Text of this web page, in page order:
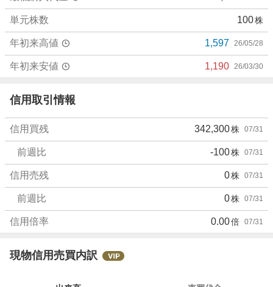
単元株数 100株
年初来高値 1,597 26/05/28
年初来安値 1,190 26/03/30
信用取引情報
信用買残 342,300株 07/31
前週比 -100株 07/31
信用売残 0株 07/31
前週比 0株 07/31
信用倍率 0.00倍 07/31
現物信用売買内訳